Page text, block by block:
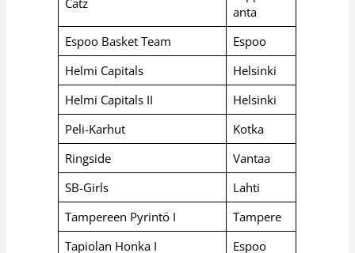
anta
Espoo Basket Team
Espoo
Helmi Capitals
Helsinki
Helmi Capitals II
Helsinki
Peli-Karhut
Kotka
Ringside
Vantaa
SB-Girls
Lahti
Tampereen Pyrintö I
Tampere
Tapiolan Honka I
Espoo